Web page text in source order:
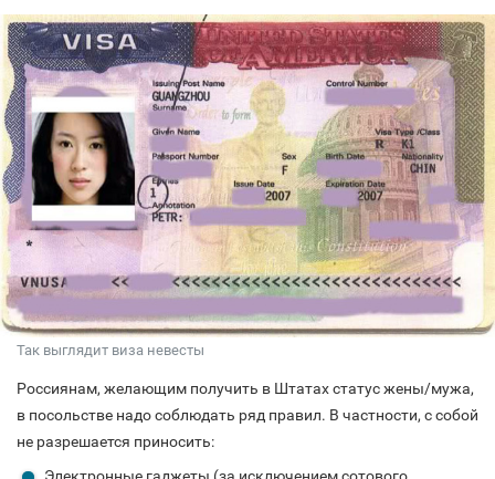
Так выглядит виза невесты
Россиянам, желающим получить в Штатах статус жены/мужа,
в посольстве надо соблюдать ряд правил. В частности, с собой
не разрешается приносить: